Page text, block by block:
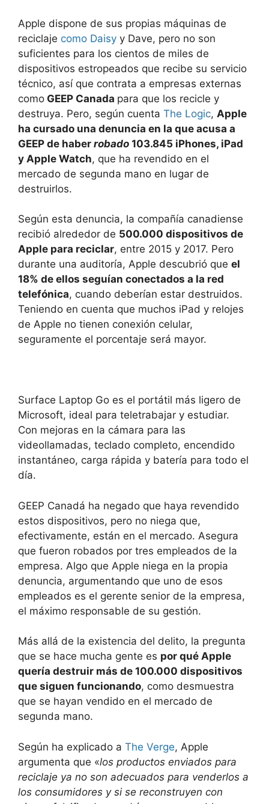
Apple dispone de sus propias máquinas de
reciclaje como Daisy y Dave, pero no son
suficientes para los cientos de miles de
dispositivos estropeados que recibe su servicio
técnico, así que contrata a empresas externas
como GEEP Canada para que los recicle y
destruya. Pero, según cuenta The Logic, Apple
ha cursado una denuncia en la que acusa a
GEEP de haber robado 103.845 iPhones, iPad
y Apple Watch, que ha revendido en el
mercado de segunda mano en lugar de
destruirlos.
Según esta denuncia, la compañía canadiense
recibió alrededor de 500.000 dispositivos de
Apple para reciclar, entre 2015 y 2017. Pero
durante una auditoría, Apple descubrió que el
18% de ellos seguían conectados a la red
telefónica, cuando deberían estar destruidos.
Teniendo en cuenta que muchos iPad y relojes
de Apple no tienen conexión celular,
seguramente el porcentaje será mayor.
Surface Laptop Go es el portátil más ligero de
Microsoft, ideal para teletrabajar y estudiar.
Con mejoras en la cámara para las
videollamadas, teclado completo, encendido
instantáneo, carga rápida y batería para todo el
día.
GEEP Canadá ha negado que haya revendido
estos dispositivos, pero no niega que,
efectivamente, están en el mercado. Asegura
que fueron robados por tres empleados de la
empresa. Algo que Apple niega en la propia
denuncia, argumentando que uno de esos
empleados es el gerente senior de la empresa,
el máximo responsable de su gestión.
Más allá de la existencia del delito, la pregunta
que se hace mucha gente es por qué Apple
quería destruir más de 100.000 dispositivos
que siguen funcionando, como desmuestra
que se hayan vendido en el mercado de
segunda mano.
Según ha explicado a The Verge, Apple
argumenta que «los productos enviados para
reciclaje ya no son adecuados para venderlos a
los consumidores y si se reconstruyen con